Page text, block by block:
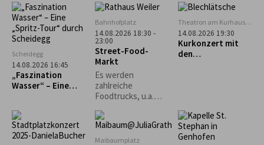
Familien Pro Familie
60 €.
Scheidegg
14.08.2026 16:45
„Faszination
Wasser“ – Eine
Bahnhofplatz
14.08.2026 18:30 -
23:00
Street-Food-
Markt
Es werden
zahlreiche
Foodtrucks, u.a.
asiatisch und vieles
mehr erwartet.
Theatron am Kurhaus
Scheidegg
14.08.2026 19:30
Kurkonzert mit
den
Maibaumplatz